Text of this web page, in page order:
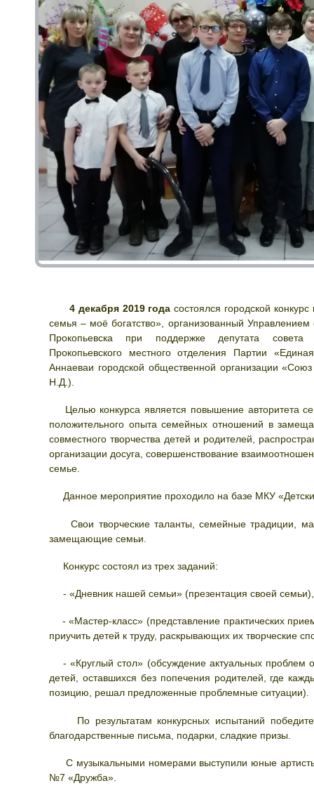
4 декабря 2019 года состоялся городской
семья – моё богатство», организованный
Прокопьевска при поддержке депутата совета
Прокопьевского местного отделения Партии
Аннаеваи городской общественной организации
Н.Д.).
Целью конкурса является повышение авторитета
положительного опыта семейных отношений в
совместного творчества детей и родителей,
организации досуга, совершенствование
семье.
Данное мероприятие проходило на базе МКУ
Свои творческие таланты, семейные традиции,
замещающие семьи.
Конкурс состоял из трех заданий:
- «Дневник нашей семьи» (презентация своей семьи),
- «Мастер-класс» (представление практических
приучить детей к труду, раскрывающих их творческие
- «Круглый стол» (обсуждение актуальных проблем
детей, оставшихся без попечения родителей, где
позицию, решал предложенные проблемные ситуации).
По результатам конкурсных испытаний
благодарственные письма, подарки, сладкие призы.
С музыкальными номерами выступили юные
№7 «Дружба».